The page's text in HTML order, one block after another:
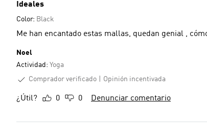
Ideales
Color: Black
Me han encantado estas mallas, quedan genial ,
Noel
Actividad: Yoga
Comprador verificado
Opinión incentivada
¿Útil? 0 0 Denunciar comentario